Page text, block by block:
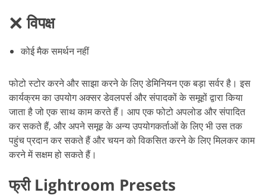
विपक्ष
कोई मैक समर्थन नहीं
फोटो स्टोर करने और साझा करने के लिए डेमिनियन एक बड़ा सर्वर है। इस
कार्यक्रम का उपयोग अक्सर डेवलपर्स और संपादकों के समूहों द्वारा किया
जाता है जो एक साथ काम करते हैं। आप एक फोटो अपलोड और संपादित
कर सकते हैं, और अपने समूह के अन्य उपयोगकर्ताओं के लिए भी उस तक
पहुंच प्रदान कर सकते हैं और चयन को विकसित करने के लिए मिलकर काम
करने में सक्षम हो सकते हैं।
फ्री Lightroom Presets